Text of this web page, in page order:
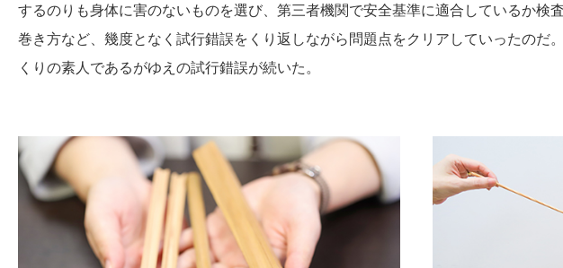
するのりも身体に害のないものを選び、第三者機関で安全基準に適合しているか検
巻き方など、幾度となく試行錯誤をくり返しながら問題点をクリアしていったのだ
くりの素人であるがゆえの試行錯誤が続いた。